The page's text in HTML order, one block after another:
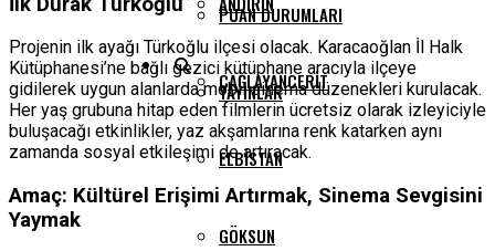
PUAN DURUMLARI
YAYINLAR
ÇAĞLAYANCERIT
ELBISTAN
GÖKSUN
Projenin ilk ayağı Türkoğlu ilçesi olacak. Karacaoğlan İl Halk
Kütüphanesi’ne bağlı gezici kütüphane aracıyla ilçeye
gidilerek uygun alanlarda mobil sinema düzenekleri kurulacak.
Her yaş grubuna hitap eden filmlerin ücretsiz olarak izleyiciyle
buluşacağı etkinlikler, yaz akşamlarına renk katarken aynı
zamanda sosyal etkileşimi de artıracak.
Amaç: Kültürel Erişimi Artırmak, Sinema Sevgisini
Yaymak